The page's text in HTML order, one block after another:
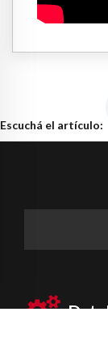
Escuchá el artículo: